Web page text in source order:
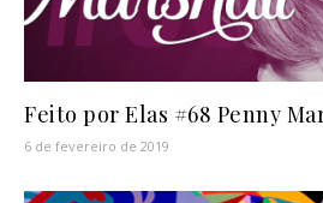
Feito por Elas #68 Penny
6 de fevereiro de 2019